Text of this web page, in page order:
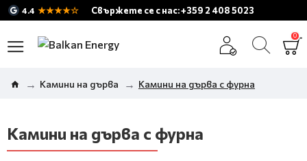
4.4 ★★★★☆ Свържете се с нас: +359 2 408 5023
0
Камини на дърва Камини на дърва с фурна
Камини на дърва с фурна